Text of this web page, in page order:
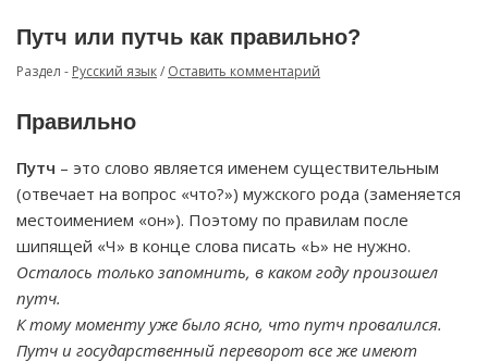
Путч или путчь как правильно?
Раздел - Русский язык/ Оставить комментарий
Правильно
Путч – это слово является именем существительным
(отвечает на вопрос «что?») мужского рода (заменяется
местоимением «он»). Поэтому по правилам после
шипящей «Ч» в конце слова писать «Ь» не нужно.
Осталось только запомнить, в каком году произошел
путч.
К тому моменту уже было ясно, что путч провалился.
Путч и государственный переворот все же имеют